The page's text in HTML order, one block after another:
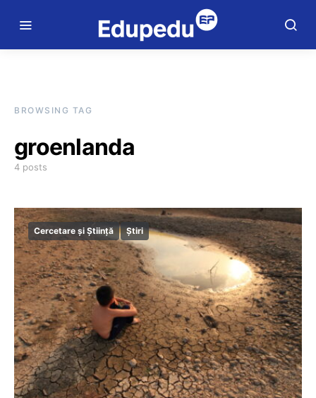
BROWSING TAG
groenlanda
4 posts
Cercetare și Știință Știri